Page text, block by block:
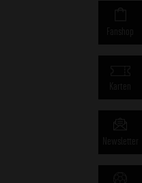
Karten
Newsletter